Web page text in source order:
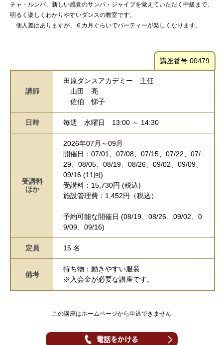
チャ・ルンバ、新しい感覚のサンバ・ジャイブを覚えていただく中級まで、
明るく楽しくわかりやすいダンスの教室です。
個人差はありますが、６カ月ぐらいでパーティーが楽しくなります。
講座番号 00479
講師
田原ダンスアカデミー 主任
山田 亮
佐伯 悌子
日時 毎週 水曜日 13:00 ～ 14:30
受講料
ほか
2026年07月～09月
開催日：07/01、07/08、07/15、07/22、07/
29、08/05、08/19、08/26、09/02、09/09、
09/16 (11回)
受講料：15,730円 (税込)
施設管理費：1,452円（税込）
予約可能な開催日 (08/19、08/26、09/02、0
9/09、09/16)
定員 15 名
備考
持ち物：動きやすい服装
※入会金が必要な講座です。
この講座はホームページから申込できません
電話をかける